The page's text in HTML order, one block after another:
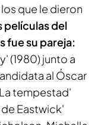
que le dieron
películas del
fue su pareja:
(1980) junto a
al Óscar
tempestad'
de Eastwick'